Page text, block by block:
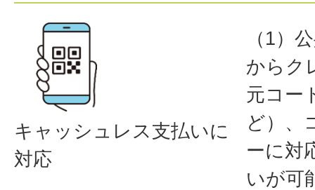
キャッシュレス支払いに
対応
（1）
からク
元コー
ど）、
ーに対
いが可